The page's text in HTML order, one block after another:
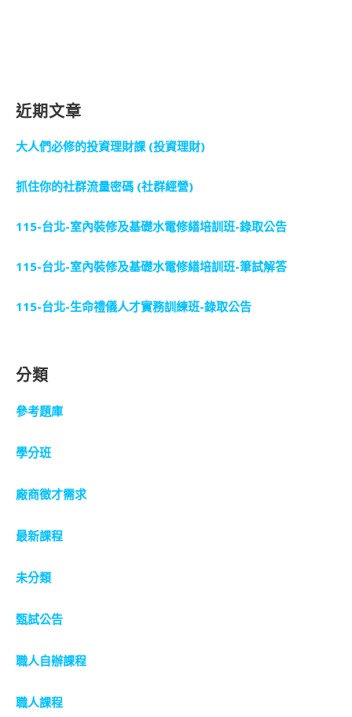
近期文章
大人們必修的投資理財課 (投資理財)
抓住你的社群流量密碼 (社群經營)
115-台北-室內裝修及基礎水電修繕培訓班-錄取公告
115-台北-室內裝修及基礎水電修繕培訓班-筆試解答
115-台北-生命禮儀人才實務訓練班-錄取公告
分類
參考題庫
學分班
廠商徵才需求
最新課程
未分類
甄試公告
職人自辦課程
職人課程